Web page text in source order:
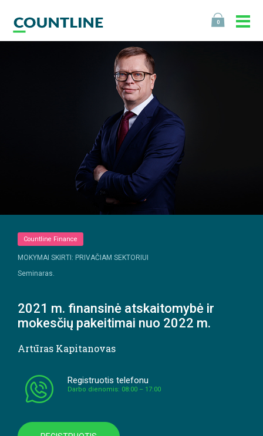
0
Countline Finance
MOKYMAI SKIRTI: PRIVAČIAM SEKTORIUI
Seminaras.
2021 m. finansinė atskaitomybė ir
mokesčių pakeitimai nuo 2022 m.
Artūras Kapitanovas
Registruotis telefonu
Darbo dienomis: 08:00 – 17:00